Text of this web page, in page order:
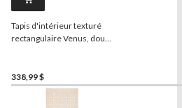
Tapis d'intérieur texturé
rectangulaire Venus, doux
338,99 $